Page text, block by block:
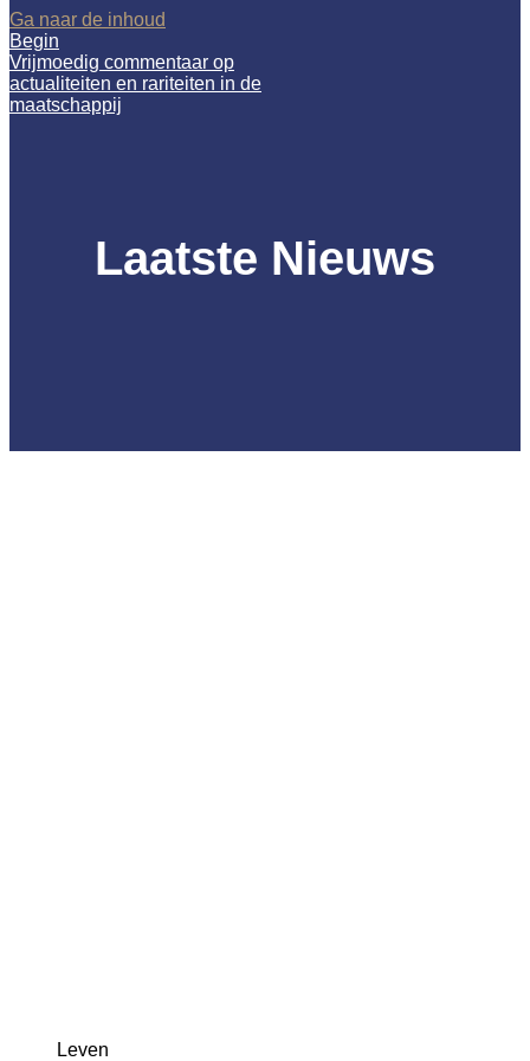
Ga naar de inhoud
Begin
Vrijmoedig commentaar op
actualiteiten en rariteiten in de
maatschappij
Laatste Nieuws
Leven